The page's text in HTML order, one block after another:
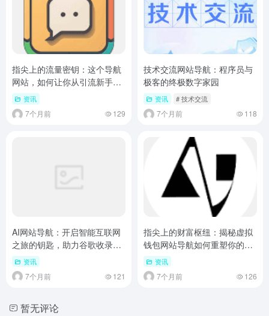
指尖上的流量密钥：这个导航
网站，如何让你从引流新手变
身高阶玩家？
资讯
7个月前 129
技术交流网站导航：程序员与
极客的终极数字家园
资讯 # 技术交流
7个月前 118
AI网站导航：开启智能互联网
之旅的钥匙，助力谷歌收录破
千字攻略
资讯
7个月前 121
指尖上的财富枢纽：揭秘虚拟
钱包网站导航如何重塑你的数
字资产生活
资讯
7个月前 126
暂无评论